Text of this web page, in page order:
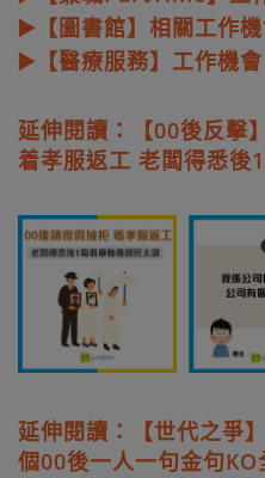
▶️【圖書館】相關工作
▶️【醫療服務】工作機會
延伸閱讀：【00後反擊
着孝服返工 老闆得悉後
延伸閱讀：【世代之爭
個00後一人一句金句KO